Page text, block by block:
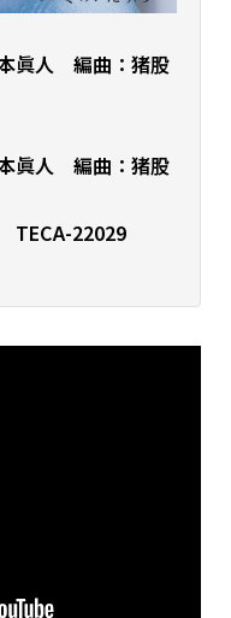
眞人 編曲：猪股
眞人 編曲：猪股
TECA-22029